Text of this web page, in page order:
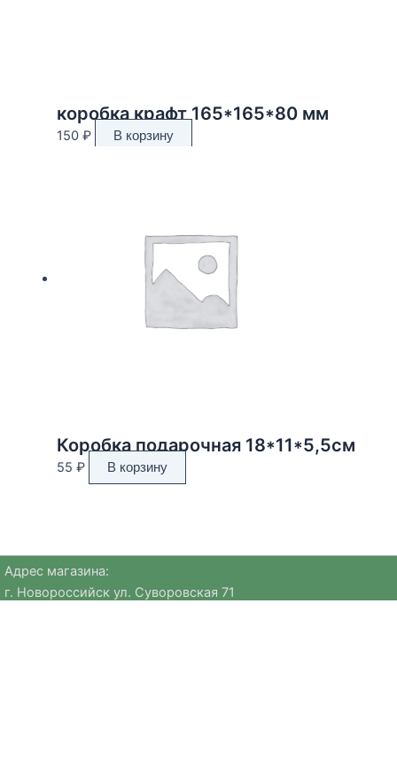
коробка крафт 165*165*80 мм
150 ₽ В корзину
Коробка подарочная 18*11*5,5см
55 ₽ В корзину
Адрес магазина:
г. Новороссийск ул. Суворовская 71